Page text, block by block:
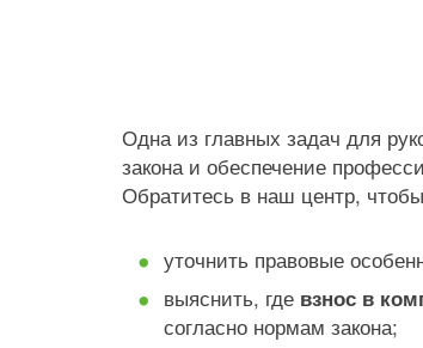
Одна из главных задач для
закона и обеспечение
Обратитесь в наш центр,
уточнить правовые
выяснить, где взнос в
согласно нормам закона;